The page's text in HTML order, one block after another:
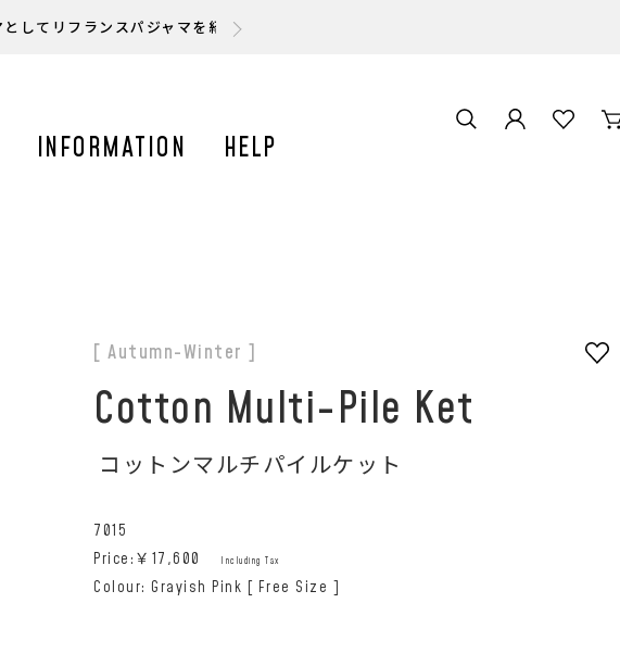
INFORMATION HELP
してリフランスパジャマを紹介いただきました。
[ Autumn-Winter ]
Cotton Multi-Pile Ket
コットンマルチパイルケット
7015
Price:￥ 17,600 Including Tax
Colour: Grayish Pink [ Free Size ]